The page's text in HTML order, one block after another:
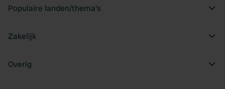
Populaire landen/thema's
Zakelijk
Overig